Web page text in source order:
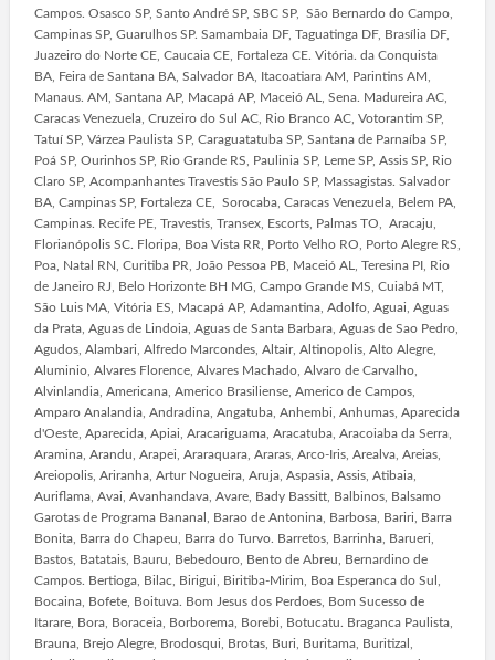
Campos. Osasco SP, Santo André SP, SBC SP, São Bernardo do Campo,
Campinas SP, Guarulhos SP. Samambaia DF, Taguatinga DF, Brasília DF,
Juazeiro do Norte CE, Caucaia CE, Fortaleza CE. Vitória. da Conquista
BA, Feira de Santana BA, Salvador BA, Itacoatiara AM, Parintins AM,
Manaus. AM, Santana AP, Macapá AP, Maceió AL, Sena. Madureira AC,
Caracas Venezuela, Cruzeiro do Sul AC, Rio Branco AC, Votorantim SP,
Tatuí SP, Várzea Paulista SP, Caraguatatuba SP, Santana de Parnaíba SP,
Poá SP, Ourinhos SP, Rio Grande RS, Paulinia SP, Leme SP, Assis SP, Rio
Claro SP, Acompanhantes Travestis São Paulo SP, Massagistas. Salvador
BA, Campinas SP, Fortaleza CE, Sorocaba, Caracas Venezuela, Belem PA,
Campinas. Recife PE, Travestis, Transex, Escorts, Palmas TO, Aracaju,
Florianópolis SC. Floripa, Boa Vista RR, Porto Velho RO, Porto Alegre RS,
Poa, Natal RN, Curitiba PR, João Pessoa PB, Maceió AL, Teresina PI, Rio
de Janeiro RJ, Belo Horizonte BH MG, Campo Grande MS, Cuiabá MT,
São Luis MA, Vitória ES, Macapá AP, Adamantina, Adolfo, Aguai, Aguas
da Prata, Aguas de Lindoia, Aguas de Santa Barbara, Aguas de Sao Pedro,
Agudos, Alambari, Alfredo Marcondes, Altair, Altinopolis, Alto Alegre,
Aluminio, Alvares Florence, Alvares Machado, Alvaro de Carvalho,
Alvinlandia, Americana, Americo Brasiliense, Americo de Campos,
Amparo Analandia, Andradina, Angatuba, Anhembi, Anhumas, Aparecida
d'Oeste, Aparecida, Apiai, Aracariguama, Aracatuba, Aracoiaba da Serra,
Aramina, Arandu, Arapei, Araraquara, Araras, Arco-Iris, Arealva, Areias,
Areiopolis, Ariranha, Artur Nogueira, Aruja, Aspasia, Assis, Atibaia,
Auriflama, Avai, Avanhandava, Avare, Bady Bassitt, Balbinos, Balsamo
Garotas de Programa Bananal, Barao de Antonina, Barbosa, Bariri, Barra
Bonita, Barra do Chapeu, Barra do Turvo. Barretos, Barrinha, Barueri,
Bastos, Batatais, Bauru, Bebedouro, Bento de Abreu, Bernardino de
Campos. Bertioga, Bilac, Birigui, Biritiba-Mirim, Boa Esperanca do Sul,
Bocaina, Bofete, Boituva. Bom Jesus dos Perdoes, Bom Sucesso de
Itarare, Bora, Boraceia, Borborema, Borebi, Botucatu. Braganca Paulista,
Brauna, Brejo Alegre, Brodosqui, Brotas, Buri, Buritama, Buritizal,